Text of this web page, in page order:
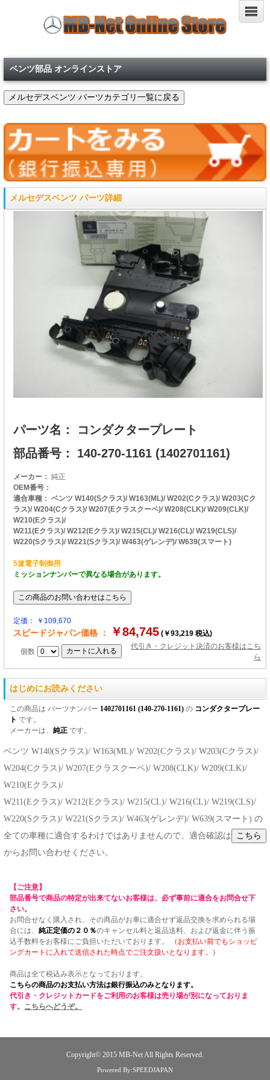
ベンツ部品 オンラインストア
メルセデスベンツ パーツ詳細
パーツ名： コンダクタープレート
部品番号： 140-270-1161 (1402701161)
メーカー： 純正
OEM番号：
適合車種： ベンツ W140(Sクラス)/ W163(ML)/ W202(Cクラス)/ W203(Cク
ラス)/ W204(Cクラス)/ W207(Eクラスクーペ)/ W208(CLK)/ W209(CLK)/
W210(Eクラス)/
W211(Eクラス)/ W212(Eクラス)/ W215(CL)/ W216(CL)/ W219(CLS)/
W220(Sクラス)/ W221(Sクラス)/ W463(ゲレンデ)/ W639(スマート)
5速電子制御用
ミッションナンバーで異なる場合があります。
定価： ￥109,670
スピードジャパン価格 ： ￥84,745 (￥93,219 税込)
個数
代引き・クレジット決済のお客様はこち
ら
はじめにお読みください
この商品は パーツナンバー 1402701161 (140-270-1161) の コンダクタープレー
ト です。
メーカーは、 純正 です。
ベンツ W140(Sクラス)/ W163(ML)/ W202(Cクラス)/ W203(Cクラス)/
W204(Cクラス)/ W207(Eクラスクーペ)/ W208(CLK)/ W209(CLK)/
W210(Eクラス)/
W211(Eクラス)/ W212(Eクラス)/ W215(CL)/ W216(CL)/ W219(CLS)/
W220(Sクラス)/ W221(Sクラス)/ W463(ゲレンデ)/ W639(スマート) の
全ての車種に適合するわけではありませんので、適合確認は
からお問い合わせください。
【ご注意】
部品番号で商品の特定が出来てないお客様は、必ず事前に適合をお問合せ下
さい。
お問合せなく購入され、その商品がお車に適合せず返品交換を求められる場
合には、 純正定価の２０％のキャンセル料と返品送料、および返金に伴う振
込手数料をお客様にご負担いただいております。
（お支払い前でもショッピ
ングカートに入れて送信された時点でご注文扱いとなります。）
商品は全て税込み表示となっております。
こちらの商品のお支払い方法は銀行振込のみとなります。
代引き・クレジットカードをご利用のお客様は売り場が別になっておりま
す。 こちらへどうぞ。
Copyright© 2015 MB-NetAll Rights Reserved.
Powered By:SPEEDJAPAN